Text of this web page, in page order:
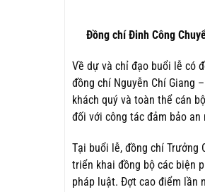
Đồng chí Đinh Công
Về dự và chỉ đạo buổi lễ có
đồng chí Nguyễn Chí Giang
khách quý và toàn thể cán
đối với công tác đảm bảo
Tại buổi lễ, đồng chí Trưởng
triển khai đồng bộ các biện
pháp luật. Đợt cao điểm lần